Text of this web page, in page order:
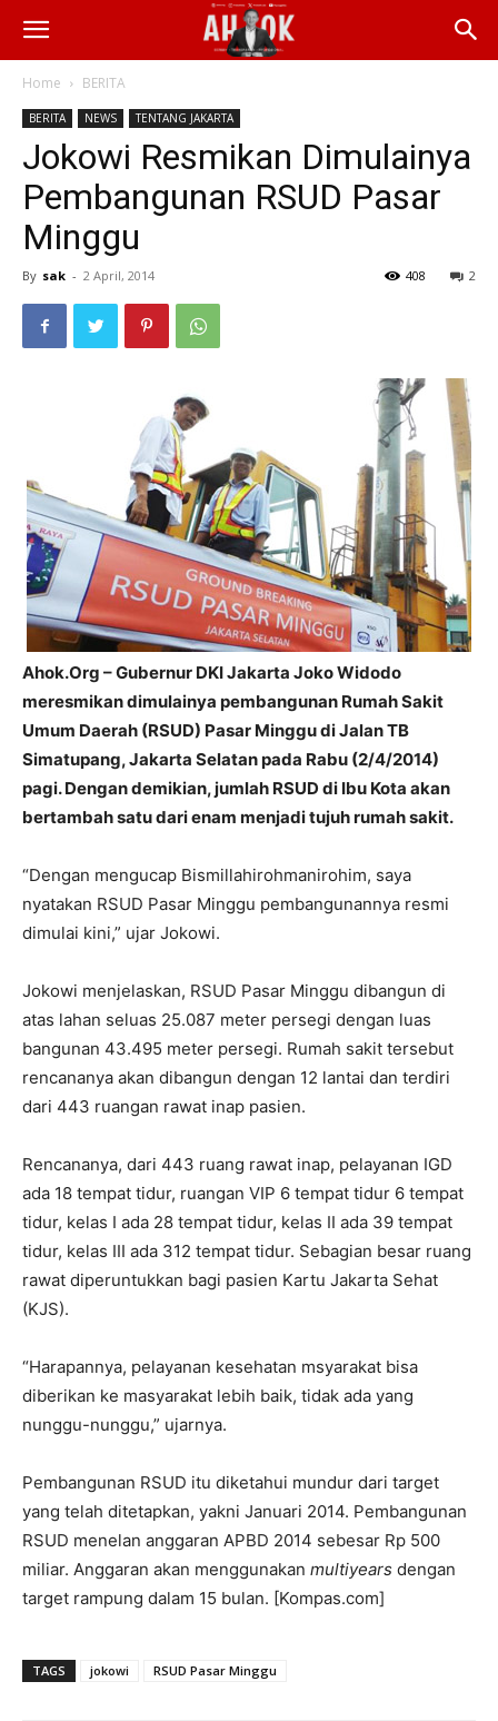
Home BERITA
BERITA NEWS TENTANG JAKARTA
Jokowi Resmikan Dimulainya
Pembangunan RSUD Pasar
Minggu
By sak - 2 April, 2014 2
408
Ahok.Org – Gubernur DKI Jakarta Joko Widodo
meresmikan dimulainya pembangunan Rumah Sakit
Umum Daerah (RSUD) Pasar Minggu di Jalan TB
Simatupang, Jakarta Selatan pada Rabu (2/4/2014)
pagi. Dengan demikian, jumlah RSUD di Ibu Kota akan
bertambah satu dari enam menjadi tujuh rumah sakit.
“Dengan mengucap Bismillahirohmanirohim, saya
nyatakan RSUD Pasar Minggu pembangunannya resmi
dimulai kini,” ujar Jokowi.
Jokowi menjelaskan, RSUD Pasar Minggu dibangun di
atas lahan seluas 25.087 meter persegi dengan luas
bangunan 43.495 meter persegi. Rumah sakit tersebut
rencananya akan dibangun dengan 12 lantai dan terdiri
dari 443 ruangan rawat inap pasien.
Rencananya, dari 443 ruang rawat inap, pelayanan IGD
ada 18 tempat tidur, ruangan VIP 6 tempat tidur 6 tempat
tidur, kelas I ada 28 tempat tidur, kelas II ada 39 tempat
tidur, kelas III ada 312 tempat tidur. Sebagian besar ruang
rawat diperuntukkan bagi pasien Kartu Jakarta Sehat
(KJS).
“Harapannya, pelayanan kesehatan msyarakat bisa
diberikan ke masyarakat lebih baik, tidak ada yang
nunggu-nunggu,” ujarnya.
Pembangunan RSUD itu diketahui mundur dari target
yang telah ditetapkan, yakni Januari 2014. Pembangunan
RSUD menelan anggaran APBD 2014 sebesar Rp 500
miliar. Anggaran akan menggunakan multiyears dengan
target rampung dalam 15 bulan. [Kompas.com]
TAGS jokowi RSUD Pasar Minggu